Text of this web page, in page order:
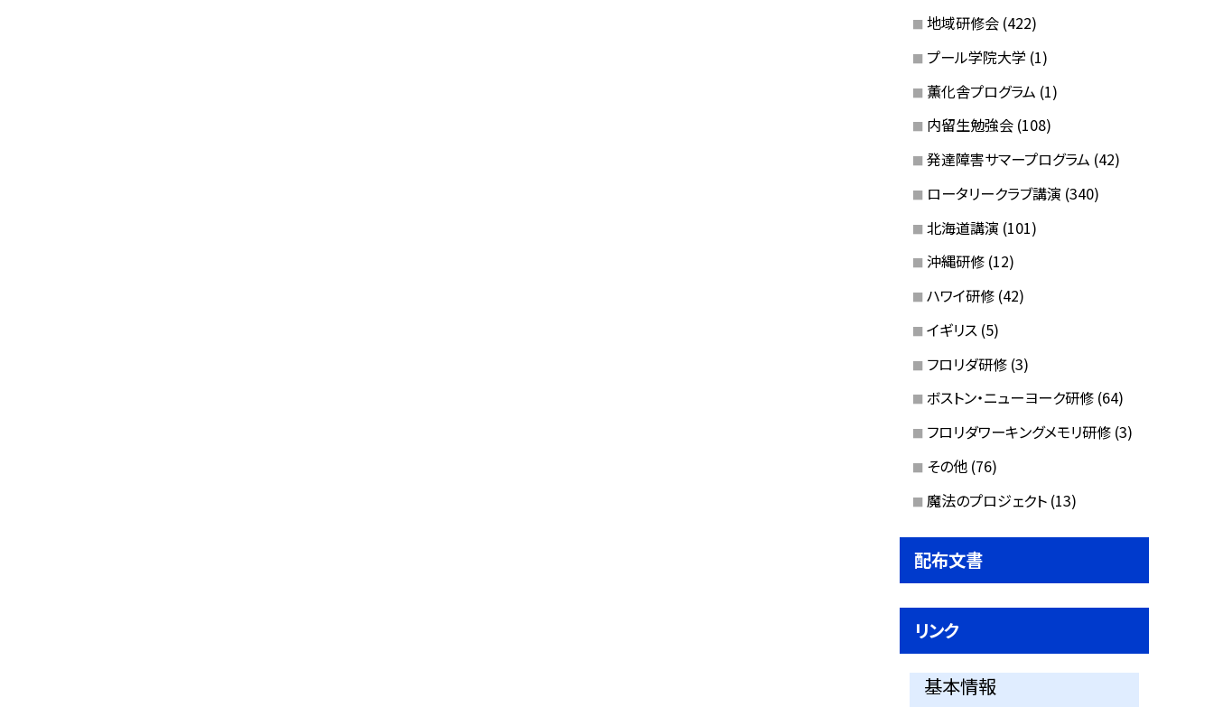
地域研修会 (422)
プール学院大学 (1)
薫化舎プログラム (1)
内留生勉強会 (108)
発達障害サマープログラム (42)
ロータリークラブ講演 (340)
北海道講演 (101)
沖縄研修 (12)
ハワイ研修 (42)
イギリス (5)
フロリダ研修 (3)
ボストン・ニューヨーク研修 (64)
フロリダワーキングメモリ研修 (3)
その他 (76)
魔法のプロジェクト (13)
配布文書
リンク
基本情報